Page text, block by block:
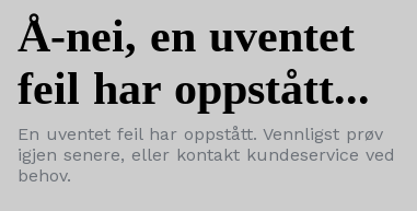
Å-nei, en uventet
feil har oppstått...
En uventet feil har oppstått. Vennligst prøv
igjen senere, eller kontakt kundeservice ved
behov.